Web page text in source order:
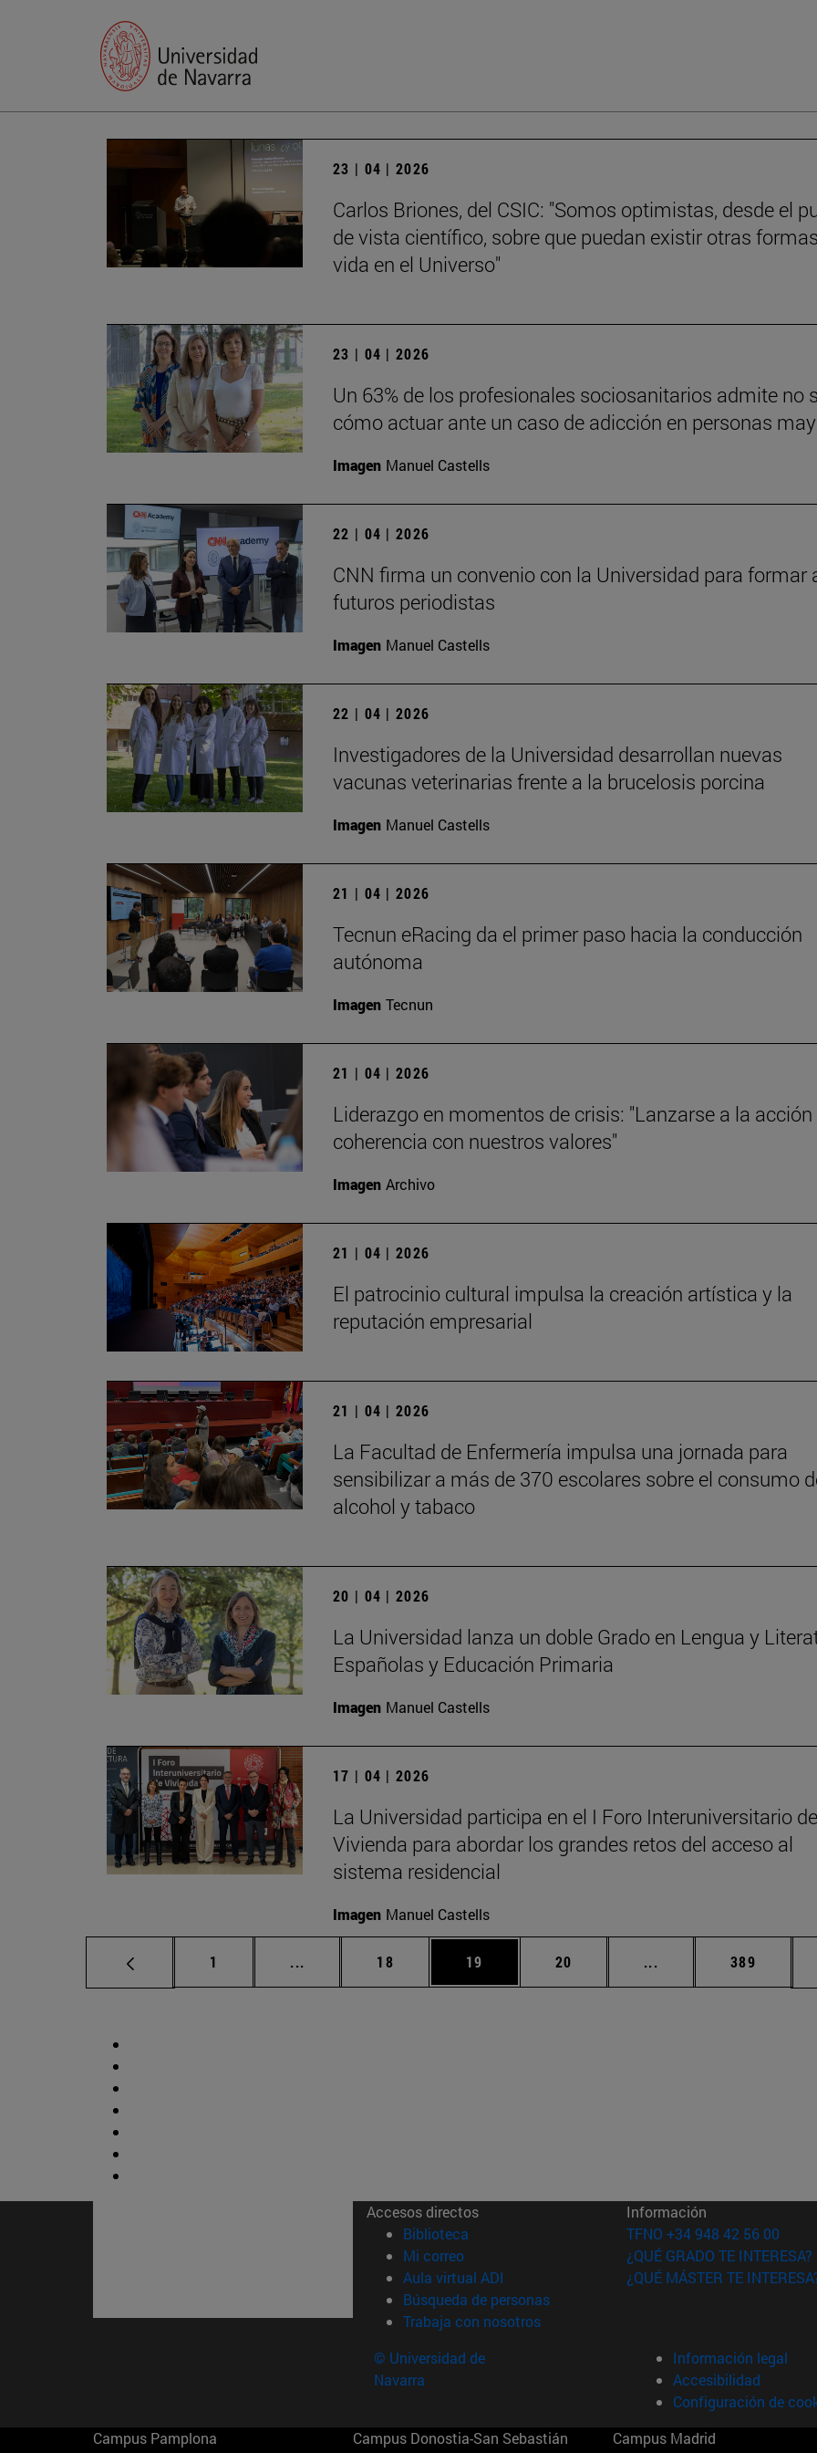
23 | 04 | 2026
Carlos Briones, del CSIC: "Somos optimistas, desde el
de vista científico, sobre que puedan existir otras
vida en el Universo"
23 | 04 | 2026
Un 63% de los profesionales sociosanitarios admite no
cómo actuar ante un caso de adicción en personas
Imagen Manuel Castells
22 | 04 | 2026
CNN firma un convenio con la Universidad para formar
futuros periodistas
Imagen Manuel Castells
22 | 04 | 2026
Investigadores de la Universidad desarrollan nuevas
vacunas veterinarias frente a la brucelosis porcina
Imagen Manuel Castells
21 | 04 | 2026
Tecnun eRacing da el primer paso hacia la conducción
autónoma
Imagen Tecnun
21 | 04 | 2026
Liderazgo en momentos de crisis: "Lanzarse a la acción
coherencia con nuestros valores"
Imagen Archivo
21 | 04 | 2026
El patrocinio cultural impulsa la creación artística y la
reputación empresarial
21 | 04 | 2026
La Facultad de Enfermería impulsa una jornada para
sensibilizar a más de 370 escolares sobre el consumo
alcohol y tabaco
20 | 04 | 2026
La Universidad lanza un doble Grado en Lengua y
Españolas y Educación Primaria
Imagen Manuel Castells
17 | 04 | 2026
La Universidad participa en el I Foro Interuniversitario de
Vivienda para abordar los grandes retos del acceso al
sistema residencial
Imagen Manuel Castells
Página
1 ... Páginas intermedias Use TAB para desplazarse.
Página
18 Página
19 Página
20 ... Páginas intermedias
Página
389
Accesos directos
Biblioteca (abre en nueva ventana)
Mi correo(abre en nueva ventana)
Aula virtual ADI (abre en nueva ventana)
Búsqueda de personas(abre en nueva ventana)
Trabaja con nosotros(abre en nueva ventana)
Información
TFNO +34 948 42 56 00
¿QUÉ GRADO TE INTERESA?
¿QUÉ MÁSTER TE
© Universidad de
Navarra
Información legal
Accesibilidad
Configuración de
Campus Pamplona
Campus Donostia-San Sebastián
Campus Madrid